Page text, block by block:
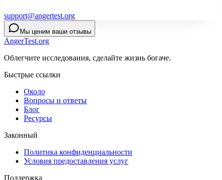
support@angertest.org
Мы ценим ваши отзывы
AngerTest.org
Облегчите исследования, сделайте жизнь богаче.
Быстрые ссылки
Около
Вопросы и ответы
Блог
Ресурсы
Законный
Политика конфиденциальности
Условия предоставления услуг
Поддержка